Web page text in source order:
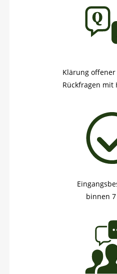
Klärung
Rückfragen mit
binnen 7